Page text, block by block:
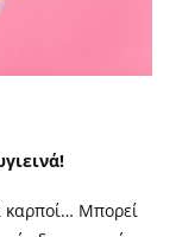
καρποί… Μπορεί